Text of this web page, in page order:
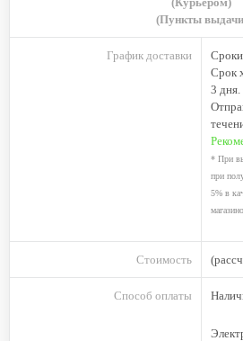
(Пункты
График доставки
Cрок
3 дня.
* При
при
5% в
Стоимость
Способ оплаты